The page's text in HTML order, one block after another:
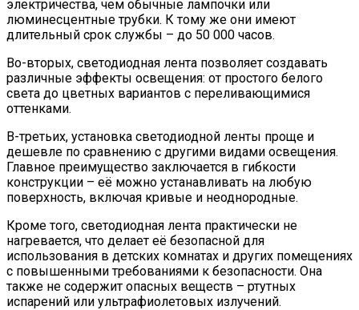
электричества, чем обычные лампочки или
люминесцентные трубки. К тому же они имеют
длительный срок службы – до 50 000 часов.
Во-вторых, светодиодная лента позволяет создавать
различные эффекты освещения: от простого белого
света до цветных вариантов с переливающимися
оттенками.
В-третьих, установка светодиодной ленты проще и
дешевле по сравнению с другими видами освещения.
Главное преимущество заключается в гибкости
конструкции – её можно устанавливать на любую
поверхность, включая кривые и неоднородные.
Кроме того, светодиодная лента практически не
нагревается, что делает её безопасной для
использования в детских комнатах и других помещениях
с повышенными требованиями к безопасности. Она
также не содержит опасных веществ – ртутных
испарений или ультрафиолетовых излучений.